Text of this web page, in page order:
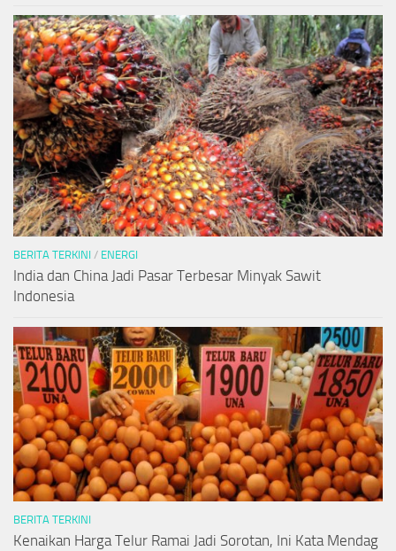
BERITA TERKINI / ENERGI
India dan China Jadi Pasar Terbesar Minyak Sawit
Indonesia
BERITA TERKINI
Kenaikan Harga Telur Ramai Jadi Sorotan, Ini Kata Mendag